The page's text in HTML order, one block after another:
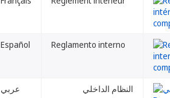
Español Reglamento interno
عربي النظام الداخلي